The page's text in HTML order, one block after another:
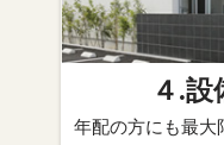
４.
年配の方にも最大